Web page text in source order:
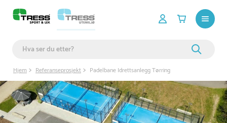
Hjem Referanseprosjekt Padelbane Idrettsanlegg Tørring